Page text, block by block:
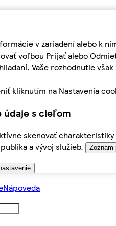
v zariadení alebo k
voľbou Prijať alebo
Vaše rozhodnutie
kliknutím na Nastavenia
údaje s cieľom
skenovať
a vývoj služieb.
Zoznam
Nápoveda